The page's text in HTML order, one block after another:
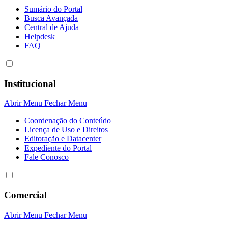
Sumário do Portal
Busca Avançada
Central de Ajuda
Helpdesk
FAQ
Institucional
Abrir Menu Fechar Menu
Coordenação do Conteúdo
Licença de Uso e Direitos
Editoração e Datacenter
Expediente do Portal
Fale Conosco
Comercial
Abrir Menu Fechar Menu